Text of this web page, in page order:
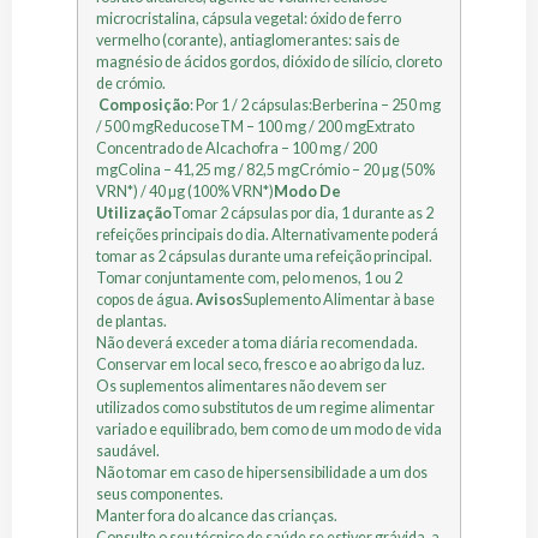
microcristalina, cápsula vegetal: óxido de ferro
vermelho (corante), antiaglomerantes: sais de
magnésio de ácidos gordos, dióxido de silício, cloreto
de crómio.
Composição: Por 1 / 2 cápsulas:Berberina – 250 mg
/ 500 mgReducoseTM – 100 mg / 200 mgExtrato
Concentrado de Alcachofra – 100 mg / 200
mgColina – 41,25 mg / 82,5 mgCrómio – 20 µg (50%
VRN*) / 40 µg (100% VRN*) Modo De
UtilizaçãoTomar 2 cápsulas por dia, 1 durante as 2
refeições principais do dia. Alternativamente poderá
tomar as 2 cápsulas durante uma refeição principal.
Tomar conjuntamente com, pelo menos, 1 ou 2
copos de água. AvisosSuplemento Alimentar à base
de plantas.
Não deverá exceder a toma diária recomendada.
Conservar em local seco, fresco e ao abrigo da luz.
Os suplementos alimentares não devem ser
utilizados como substitutos de um regime alimentar
variado e equilibrado, bem como de um modo de vida
saudável.
Não tomar em caso de hipersensibilidade a um dos
seus componentes.
Manter fora do alcance das crianças.